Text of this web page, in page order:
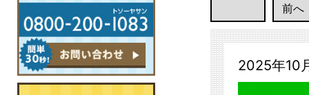
前へ
2025年10